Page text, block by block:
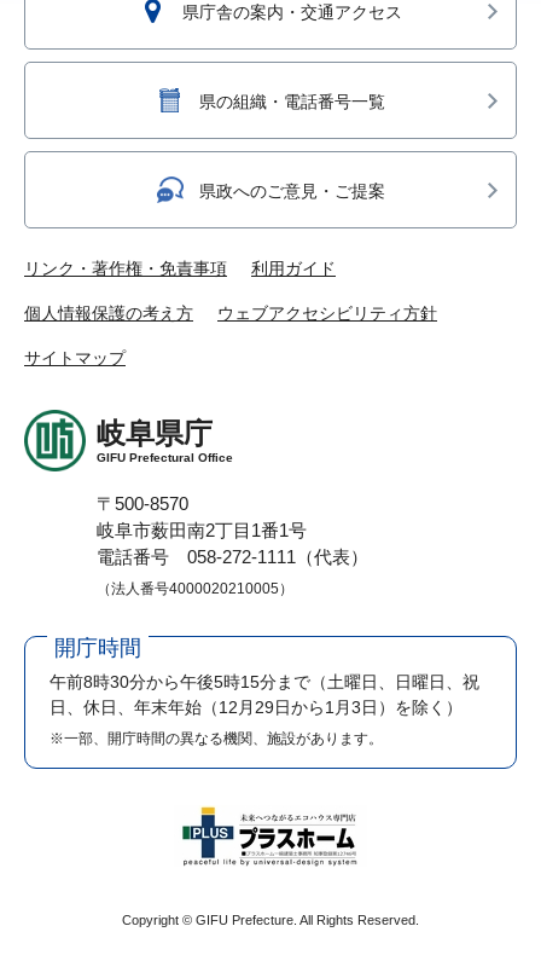
県庁舎の案内・交通アクセス
県の組織・電話番号一覧
県政へのご意見・ご提案
リンク・著作権・免責事項 利用ガイド
個人情報保護の考え方 ウェブアクセシビリティ方針
サイトマップ
岐阜県庁
GIFU Prefectural Office
〒500-8570
岐阜市薮田南2丁目1番1号
電話番号 058-272-1111（代表）
（法人番号4000020210005）
開庁時間
午前8時30分から午後5時15分まで （土曜日、日曜日、祝
日、休日、年末年始（12月29日から1月3日）を除く）
※一部、開庁時間の異なる機関、施設があります。
Copyright © GIFU Prefecture. All Rights Reserved.